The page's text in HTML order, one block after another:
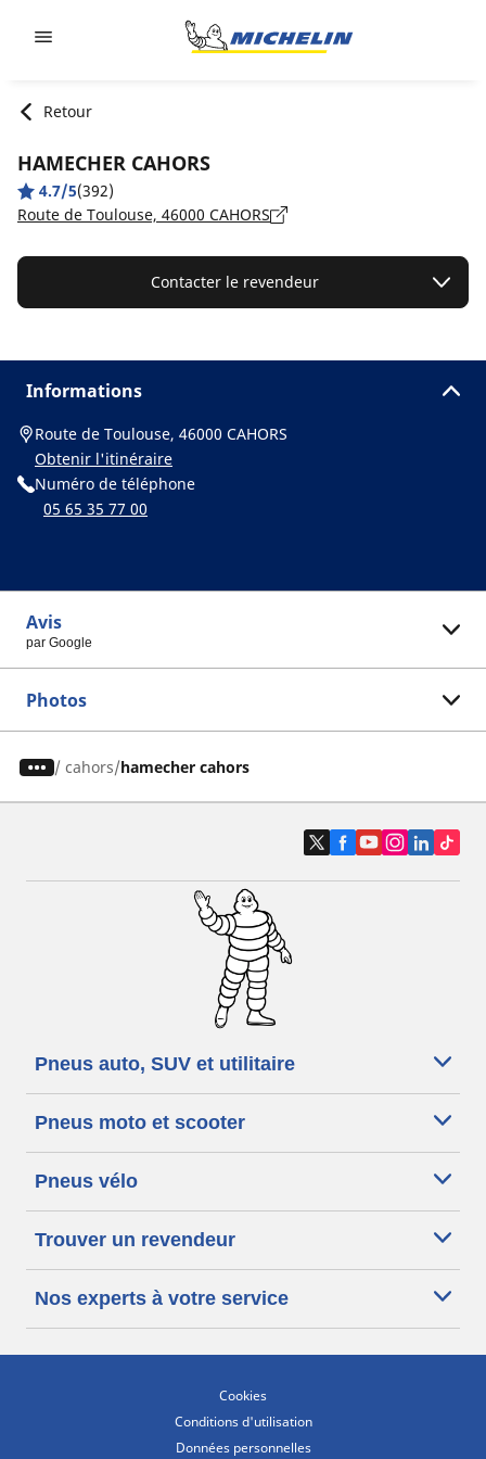
Retour
HAMECHER CAHORS
4.7/5(392)
Route de Toulouse, 46000 CAHORS
Contacter le revendeur
Informations
Route de Toulouse, 46000 CAHORS
Obtenir l'itinéraire
Numéro de téléphone
05 65 35 77 00
Avis
par Google
Photos
/ cahors hamecher cahors
Pneus auto, SUV et utilitaire
Pneus moto et scooter
Pneus vélo
Trouver un revendeur
Nos experts à votre service
Cookies
Conditions d'utilisation
Données personnelles